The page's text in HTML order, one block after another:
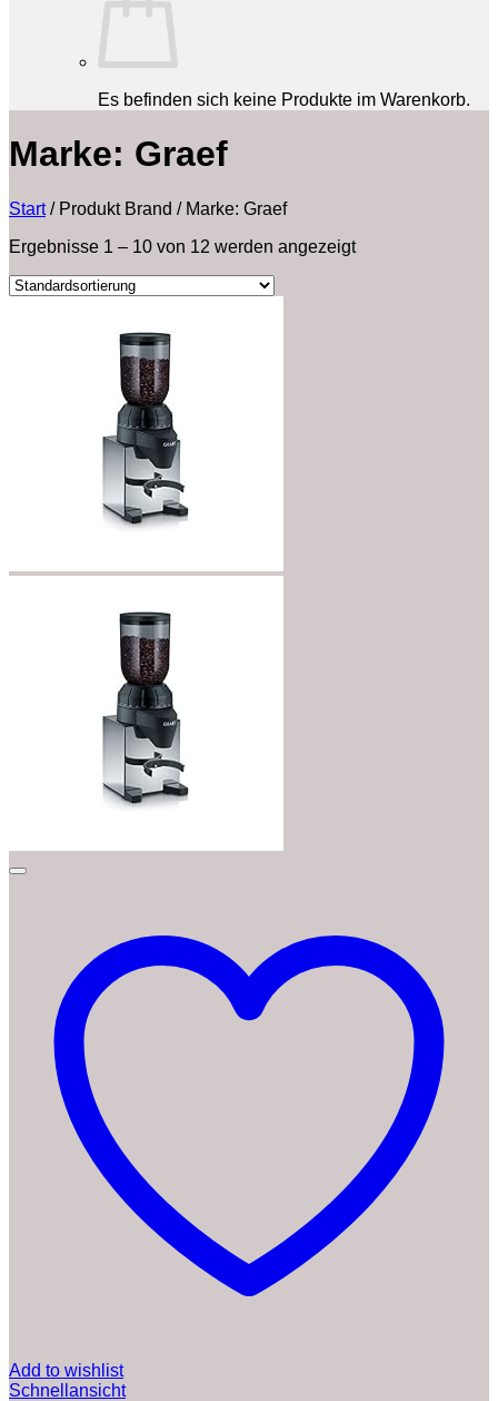
Es befinden sich keine Produkte im Warenkorb.
Marke: Graef
Start /Produkt Brand /Marke: Graef
Ergebnisse 1 – 10 von 12 werden angezeigt
Add to wishlist
Schnellansicht